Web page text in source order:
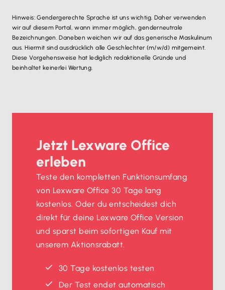
Hinweis: Gendergerechte Sprache ist uns wichtig. Daher verwenden
wir auf diesem Portal, wann immer möglich, genderneutrale
Bezeichnungen. Daneben weichen wir auf das generische Maskulinum
aus. Hiermit sind ausdrücklich alle Geschlechter (m/w/d) mitgemeint.
Diese Vorgehensweise hat lediglich redaktionelle Gründe und
beinhaltet keinerlei Wertung.
Jetzt Lexware Office
erleben
Teste den kompletten Funktionsumfang
von Lexware Office 30 Tage lang
kostenlos. Oder du entscheidest dich
direkt für deine Lexware Office Version
und sparst beim sofortigen Kauf mit
unserem Aktionsrabatt.
30 Tage kostenlos testen
Der Test endet automatisch